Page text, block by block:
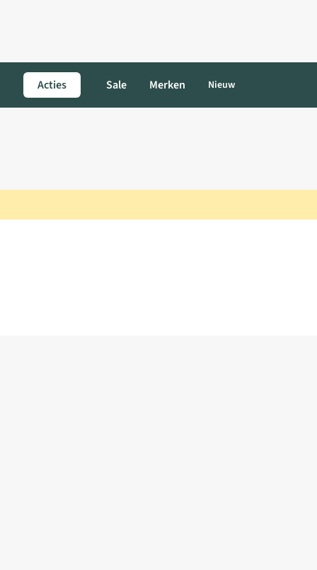
Acties Sale Merken Nieuw